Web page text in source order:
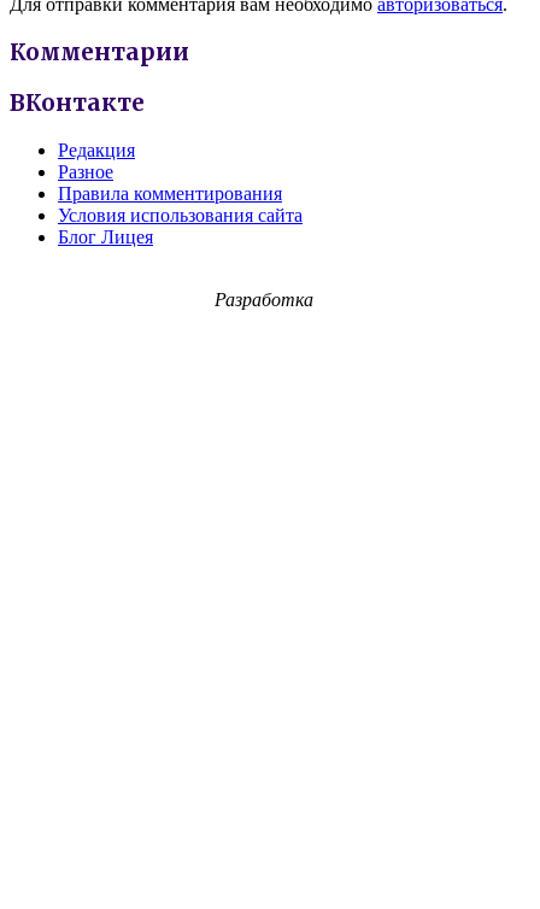
Для отправки комментария вам необходимо авторизоваться.
Комментарии
ВКонтакте
Редакция
Разное
Правила комментирования
Условия использования сайта
Блог Лицея
Разработка